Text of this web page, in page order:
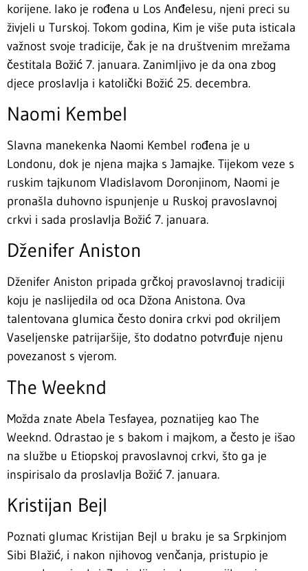
korijene. Iako je rođena u Los Anđelesu, njeni preci su
živjeli u Turskoj. Tokom godina, Kim je više puta isticala
važnost svoje tradicije, čak je na društvenim mrežama
čestitala Božić 7. januara. Zanimljivo je da ona zbog
djece proslavlja i katolički Božić 25. decembra.
Naomi Kembel
Slavna manekenka Naomi Kembel rođena je u
Londonu, dok je njena majka s Jamajke. Tijekom veze s
ruskim tajkunom Vladislavom Doronjinom, Naomi je
pronašla duhovno ispunjenje u Ruskoj pravoslavnoj
crkvi i sada proslavlja Božić 7. januara.
Dženifer Aniston
Dženifer Aniston pripada grčkoj pravoslavnoj tradiciji
koju je naslijedila od oca Džona Anistona. Ova
talentovana glumica često donira crkvi pod okriljem
Vaseljenske patrijaršije, što dodatno potvrđuje njenu
povezanost s vjerom.
The Weeknd
Možda znate Abela Tesfayea, poznatijeg kao The
Weeknd. Odrastao je s bakom i majkom, a često je išao
na službe u Etiopskoj pravoslavnoj crkvi, što ga je
inspirisalo da proslavlja Božić 7. januara.
Kristijan Bejl
Poznati glumac Kristijan Bejl u braku je sa Srpkinjom
Sibi Blažić, i nakon njihovog venčanja, pristupio je